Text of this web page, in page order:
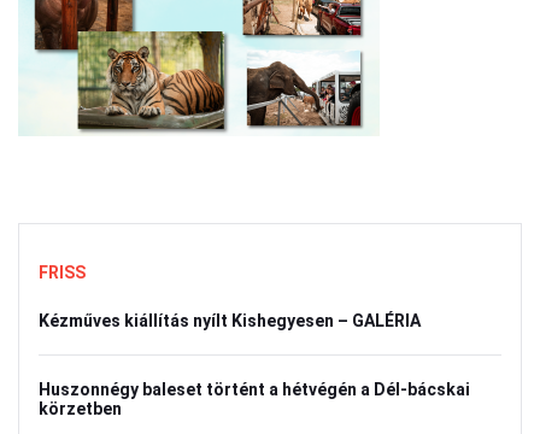
FRISS
Kézműves kiállítás nyílt Kishegyesen – GALÉRIA
Huszonnégy baleset történt a hétvégén a Dél-bácskai
körzetben